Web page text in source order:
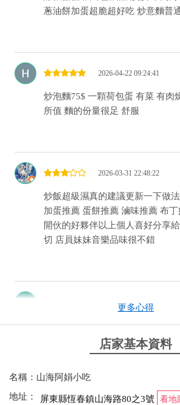
蔥油餅加蛋超脆超好吃 炒意麵普
2026-04-22 09:24:41
炒泡麵75$ 一顆荷包蛋 有菜 有肉
所值 麵的份量很足 舒服
2026-03-31 22:48:22
炒飯超級濕真的建議更新一下做
加蛋推薦 蛋餅推薦 滷味推薦 布
開伙的好夥伴以上個人喜好分享
切 店員妹妹音樂品味很不錯
2025-12-05 13:25:54
小漁村 美食 什麼都賣 份量算大
更多心得
店家基本資料
名稱：山海阿娟小吃
地址：
屏東縣恆春鎮山海路80之3號 看地